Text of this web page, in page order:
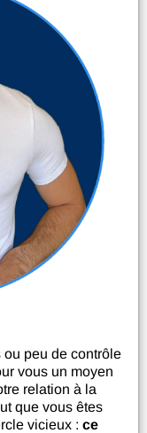
peu de contrôle
vous un moyen
relation à la
que vous êtes
vicieux : ce